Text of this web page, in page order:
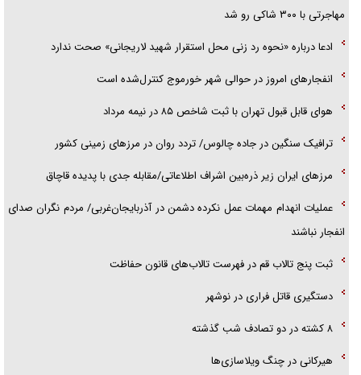
مهاجرتی با ۳۰۰ شاکی رو شد
ادعا درباره «نحوه رد زنی محل استقرار شهید لاریجانی» صحت ندارد
انفجار‌های امروز در حوالی شهر خورموج کنترل‌شده است
هوای قابل قبول تهران با ثبت شاخص ۸۵ در نیمه مرداد
ترافیک سنگین در جاده چالوس/ تردد روان در مرز‌های زمینی کشور
مرز‌های ایران زیر ذره‌بین اشراف اطلاعاتی/مقابله جدی با پدیده قاچاق
عملیات انهدام مهمات عمل نکرده دشمن در آذربایجان‌غربی/ مردم نگران صدای
انفجار نباشند
ثبت پنج تالاب قم در فهرست تالاب‌های قانون حفاظت
دستگیری قاتل فراری در نوشهر
۸ کشته در دو تصادف شب گذشته
هیرکانی در چنگ ویلاسازی‌ها